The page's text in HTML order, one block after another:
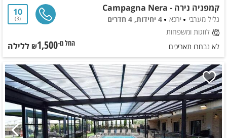
קמפניה נירה - Campagna Nera
גליל מערבי ירכא
4 יחידות, 4 חדרים
לזוגות ומשפחות
10
3
לא נבחרו תאריכים החל מ-₪1,500 ללילה